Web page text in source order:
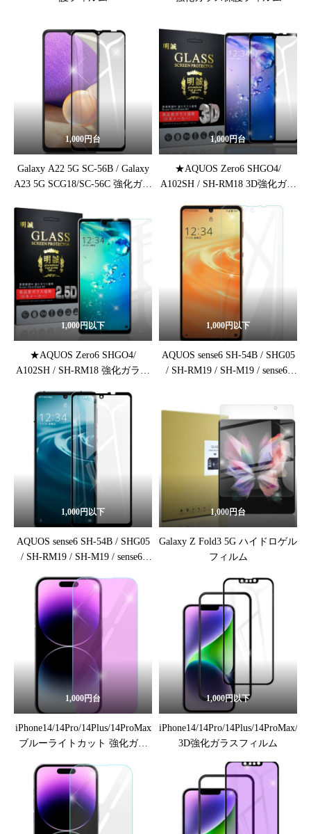
1,000円台
Galaxy A22 5G SC-56B / Galaxy
A23 5G SCG18/SC-56C 強化ガラ
1,000円台
★AQUOS Zero6 SHGO4/
A102SH / SH-RM18 3D強化ガラ
1,000円以下
★AQUOS Zero6 SHGO4/
A102SH / SH-RM18 強化ガラス
1,000円以下
AQUOS sense6 SH-54B / SHG05
/ SH-RM19 / SH-M19 / sense6s
1,000円以下
AQUOS sense6 SH-54B / SHG05
/ SH-RM19 / SH-M19 / sense6s
3D強化ガラスフィルム
1,000円台
Galaxy Z Fold3 5G ハイドロゲル
フィルム
1,000円台
iPhone14/14Pro/14Plus/14ProMax
ブルーライトカット 強化ガラ
1,000円以下
iPhone14/14Pro/14Plus/14ProMax/
3D強化ガラスフィルム